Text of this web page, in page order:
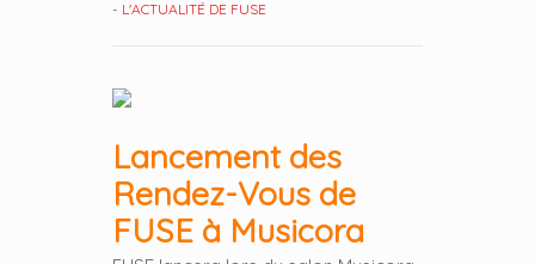
- L'ACTUALITÉ DE FUSE
Lancement des
Rendez-Vous de
FUSE à Musicora